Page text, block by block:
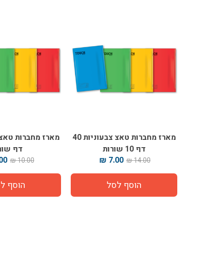
מארז מחברות טאצ צבעוניות 40
דף 10 שורות
14.00 ₪
7.00 ₪
דף
10.00 ₪
₪